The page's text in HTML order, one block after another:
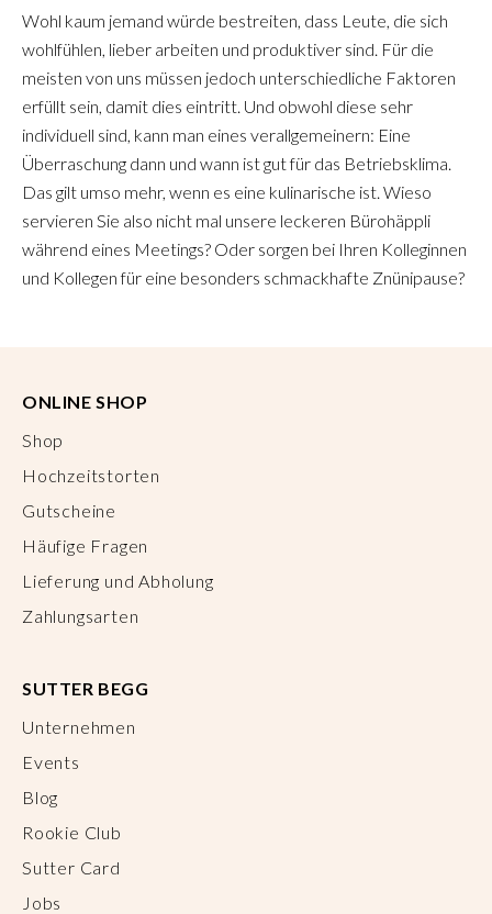
Wohl kaum jemand würde bestreiten, dass Leute, die sich
wohlfühlen, lieber arbeiten und produktiver sind. Für die
meisten von uns müssen jedoch unterschiedliche Faktoren
erfüllt sein, damit dies eintritt. Und obwohl diese sehr
individuell sind, kann man eines verallgemeinern: Eine
Überraschung dann und wann ist gut für das Betriebsklima.
Das gilt umso mehr, wenn es eine kulinarische ist. Wieso
servieren Sie also nicht mal unsere leckeren Bürohäppli
während eines Meetings? Oder sorgen bei Ihren Kolleginnen
und Kollegen für eine besonders schmackhafte Znünipause?
ONLINE SHOP
Shop
Hochzeitstorten
Gutscheine
Häufige Fragen
Lieferung und Abholung
Zahlungsarten
SUTTER BEGG
Unternehmen
Events
Blog
Rookie Club
Sutter Card
Jobs